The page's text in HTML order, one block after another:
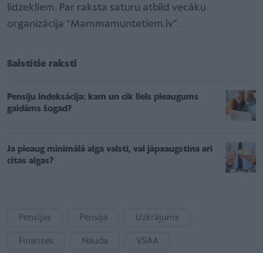
līdzekļiem. Par raksta saturu atbild vecāku
organizācija “Mammamuntetiem.lv”.
Saistītie raksti
Pensiju indeksācija: kam un cik liels pieaugums
gaidāms šogad?
Ja pieaug minimālā alga valstī, vai jāpaaugstina arī
citas algas?
Pensijas Pensija Uzkrājums
Finanses Nauda VSAA